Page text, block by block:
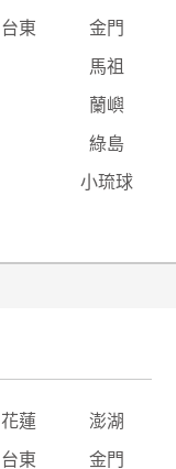
台東 金門
馬祖
蘭嶼
綠島
小琉球
花蓮 澎湖
台東 金門